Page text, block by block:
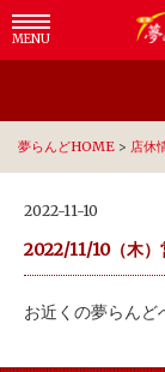
MENU
夢らんどHOME > 店休
2022-11-10
2022/11/10（木）
お近くの夢らんど